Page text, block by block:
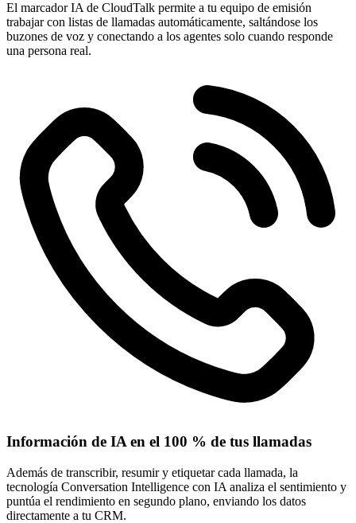
El marcador IA de CloudTalk permite a tu equipo de emisión
trabajar con listas de llamadas automáticamente, saltándose los
buzones de voz y conectando a los agentes solo cuando responde
una persona real.
Información de IA en el 100 % de tus llamadas
Además de transcribir, resumir y etiquetar cada llamada, la
tecnología Conversation Intelligence con IA analiza el sentimiento y
puntúa el rendimiento en segundo plano, enviando los datos
directamente a tu CRM.